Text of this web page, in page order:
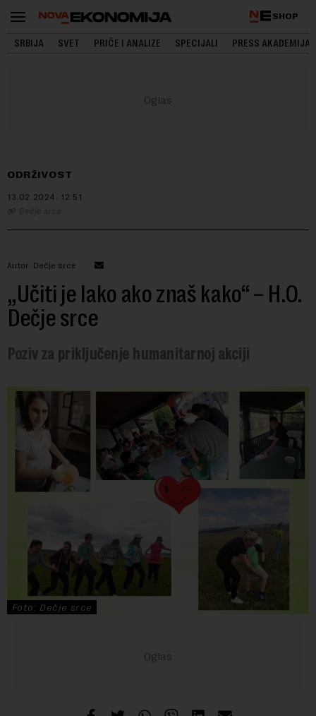
SHOP
SRBIJA SVET PRIČE I ANALIZE SPECIJALI PRESS AKADEMIJA
ODRŽIVOST
13.02.2024. 12:51
Dečje srce
Autor: Dečje srce
„Učiti je lako ako znaš kako“ – H.O.
Dečje srce
Poziv za priključenje humanitarnoj akciji
Foto: Dečje srce